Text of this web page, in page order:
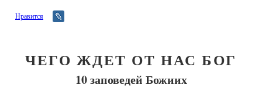
Нравится
ЧЕГО ЖДЕТ ОТ НАС БОГ
10 заповедей Божиих